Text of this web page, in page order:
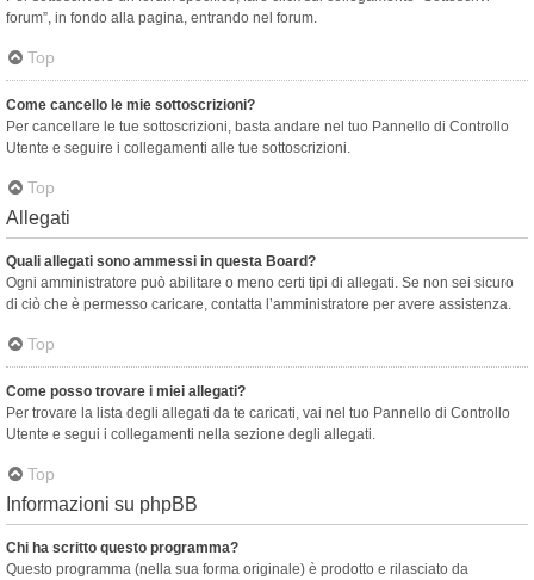
forum”, in fondo alla pagina, entrando nel forum.
Top
Come cancello le mie sottoscrizioni?
Per cancellare le tue sottoscrizioni, basta andare nel tuo Pannello di Controllo
Utente e seguire i collegamenti alle tue sottoscrizioni.
Top
Allegati
Quali allegati sono ammessi in questa Board?
Ogni amministratore può abilitare o meno certi tipi di allegati. Se non sei sicuro
di ciò che è permesso caricare, contatta l’amministratore per avere assistenza.
Top
Come posso trovare i miei allegati?
Per trovare la lista degli allegati da te caricati, vai nel tuo Pannello di Controllo
Utente e segui i collegamenti nella sezione degli allegati.
Top
Informazioni su phpBB
Chi ha scritto questo programma?
Questo programma (nella sua forma originale) è prodotto e rilasciato da